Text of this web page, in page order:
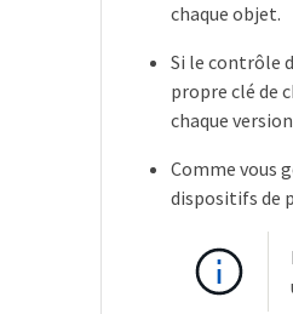
chaque objet.
Si le contrôle
propre clé de
chaque
Comme vous
dispositifs de